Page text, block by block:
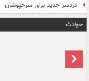
دردسر جدید برای سرخپوشان
حوادث